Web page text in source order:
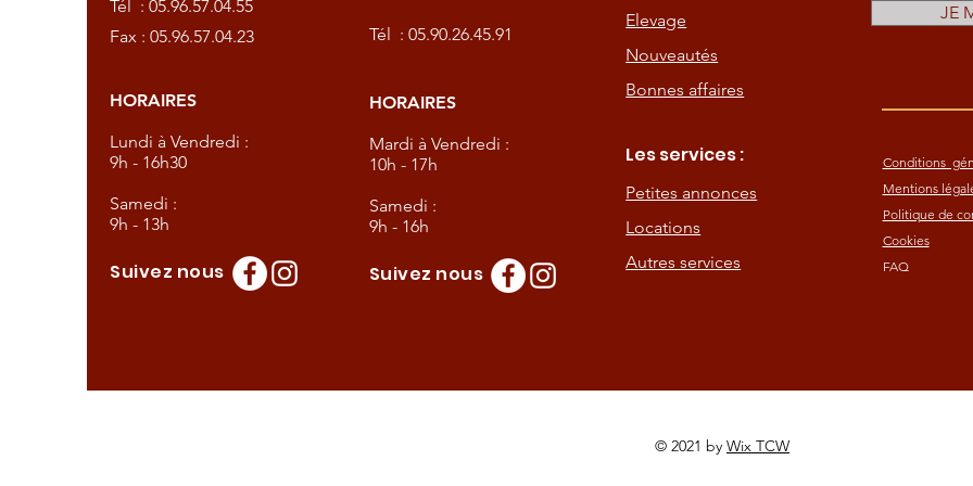
Tél :05.96.57.04.55
Fax : 05.96.57.04.23
HORAIRES
Lundi à Vendredi :
9h - 16h30
Samedi :
9h - 13h
Suivez nous
Tél : 05.90.26.45.91
HORAIRES
Mardi à Vendredi :
10h - 17h
Samedi :
9h - 16h
Suivez nous
Elevage
Nouveautés
Bonnes affaires
Les services :
Petites annonces
Locations
Autres services
JE
Conditions
Mentions
Politique de
Cookies
FAQ
© 2021 by Wix TCW